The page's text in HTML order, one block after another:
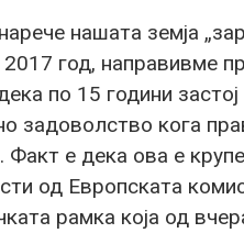
нашата земја
2017 год, направивме
по 15 години
задоволство кога
е дека ова е
од Европската
рамка која од